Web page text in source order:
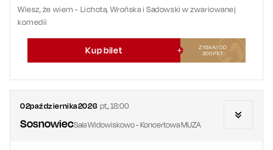
Wiesz, że wiem - Lichota, Wrońska i Sadowski w zwariowanej
komedii
Kup bilet
ZYSKAJ OD
300PKT
02października2026 pt.,18:00
SosnowiecSala Widowiskowo - Koncertowa MUZA